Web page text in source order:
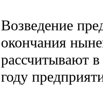
Возведение
окончания
рассчитывают
году